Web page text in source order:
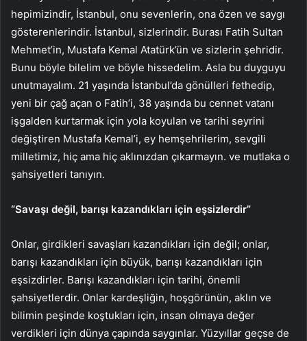
hepimizindir, İstanbul, onu sevenlerin, ona özen ve saygı
gösterenlerindir. İstanbul, sizlerindir. Burası Fatih Sultan
Mehmet’in, Mustafa Kemal Atatürk’ün ve sizlerin şehridir.
Bunu böyle bilelim ve böyle hissedelim. Asla bu duyguyu
unutmayalım. 21 yaşında İstanbul’da gönülleri fethedip,
yeni bir çağ açan o Fatih’i, 38 yaşında bu cennet vatanı
işgalden kurtarmak için yola koyulan ve tarihi seyrini
değiştiren Mustafa Kemal’i, ey hemşehrilerim, sevgili
milletimiz, hiç ama hiç aklınızdan çıkarmayın. ve mutlaka o
şahsiyetleri tanıyın.
“Savaşı değil, barışı kazandıkları için eşsizlerdir”
Onlar, girdikleri savaşları kazandıkları için değil; onlar,
barışı kazandıkları için büyük, barışı kazandıkları için
eşsizdirler. Barışı kazandıkları için tarihi, önemli
şahsiyetlerdir. Onlar kardeşliğin, hoşgörünün, aklın ve
bilimin peşinde koştukları için, insan olmaya değer
verdikleri için dünya çapında saygınlar. Yüzyıllar geçse de